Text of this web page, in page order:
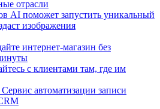
отрасли
AI поможет запустить уникальный
изображения
интернет-магазин без
с клиентами там, где им
Сервис автоматизации записи